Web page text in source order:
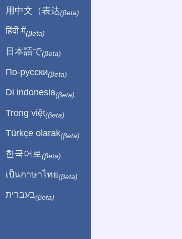
用中文（表达(βeta)
हिंदी में(βeta)
日本語で(βeta)
По-русски(βeta)
Di indonesia(βeta)
Trong việt(βeta)
Türkçe olarak(βeta)
한국어로 (βeta)
เป็นภาษาไทย(βeta)
בעברית(βeta)